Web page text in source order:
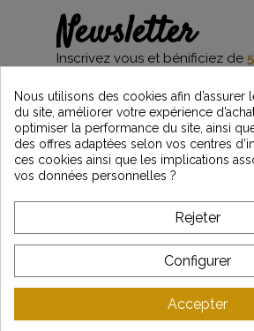
Newsletter
Inscrivez vous et bénificiez de
et restez informés des
Vintage Motors
*Dès 99€ d'achat. En vous abonnant à notre newsletter, vous
l'acceptez.
A PROPOS DE VINTAGE
SERVICE CLIENT
Nous utilisons des cookies afin
du site, améliorer votre expérience
optimiser la performance du site, ainsi
des offres adaptées selon vos centres
ces cookies ainsi que les implications
vos données personnelles ?
Rejeter
Configurer
Accepter